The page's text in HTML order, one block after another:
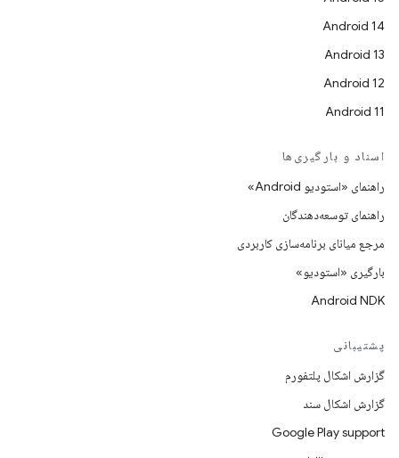
Android 14
Android 13
Android 12
Android 11
اسناد و بارگیری‌ها
راهنمای «استودیو Android»
راهنمای توسعه‌دهندگان
مرجع میانای برنامه‌سازی کاربردی
بارگیری «استودیو»
Android NDK
پشتیبانی
گزارش اشکال پلتفورم
گزارش اشکال سند
Google Play support